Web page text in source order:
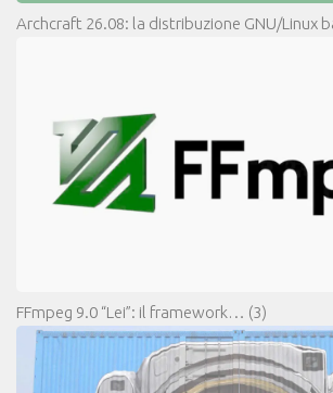
Archcraft 26.08: la distribuzione GNU/Linux
FFmpeg 9.0 “Lei”: il framework… (3)